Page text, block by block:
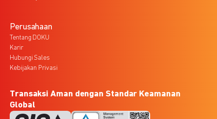
Perusahaan
Tentang DOKU
Karir
Hubungi Sales
Kebijakan Privasi
Transaksi Aman dengan Standar Keamanan
Global